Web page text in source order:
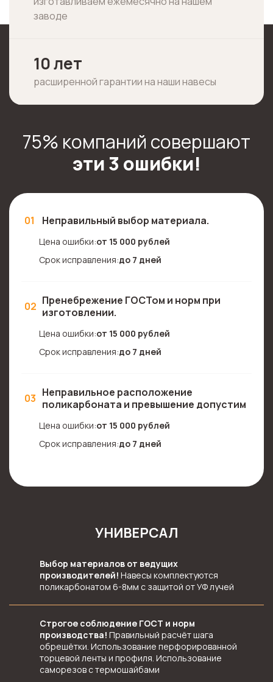
заводе
10 лет
расширенной гарантии на наши навесы
75% компаний совершают
эти 3 ошибки!
01 Неправильный выбор материала.
Цена ошибки:от 15 000 рублей
Срок исправления:до 7 дней
02 Пренебрежение ГОСТом и норм при
изготовлении.
Цена ошибки:от 15 000 рублей
Срок исправления:до 7 дней
03 Неправильное расположение
поликарбоната и превышение допустим
Цена ошибки:от 15 000 рублей
Срок исправления:до 7 дней
УНИВЕРСАЛ
Выбор материалов от ведущих
производителей! Навесы комплектуются
поликарбонатом 6-8мм с защитой от УФ лучей
Строгое соблюдение ГОСТ и норм
производства! Правильный расчёт шага
обрешётки. Использование перфорированной
торцевой ленты и профиля. Использование
саморезов с термошайбами